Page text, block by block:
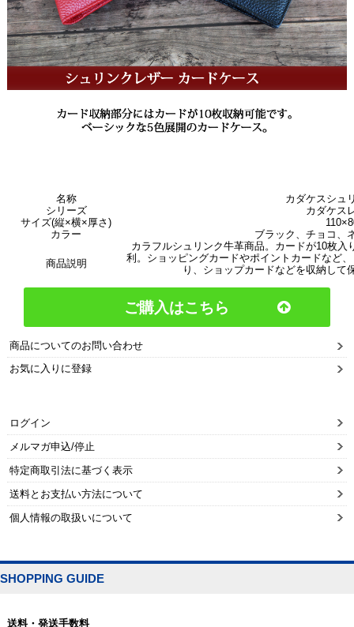
名称
カダケスシュ
シリーズ
カダケス
サイズ(縦×横×厚さ)
カラー
ブラック、チョコ、
商品説明
カラフルシュリンク牛革商品。カードが10枚
利。ショッピングカードやポイントカードなど
り、ショップカードなどを収納して
ご購入はこちら
商品についてのお問い合わせ
お気に入りに登録
ログイン
メルマガ申込/停止
特定商取引法に基づく表示
送料とお支払い方法について
個人情報の取扱いについて
SHOPPING GUIDE
送料・発送手数料